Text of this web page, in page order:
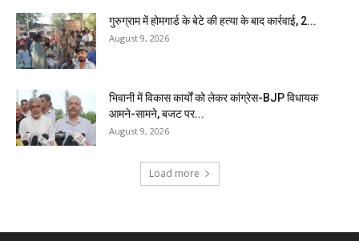
गुरुग्राम में होमगार्ड के बेटे की हत्या के बाद कार्रवाई, 2...
August 9, 2026
भिवानी में विकास कार्यों को लेकर कांग्रेस-BJP विधायक
आमने-सामने, बजट पर...
August 9, 2026
Load more